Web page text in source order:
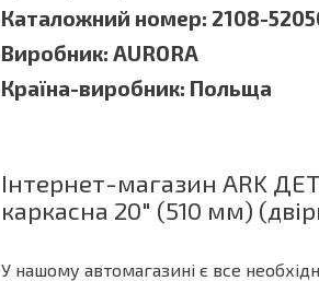
Каталожний номер: 2108-
Виробник: AURORA
Країна-виробник: Польща
Інтернет-магазин ARK
каркасна 20" (510 мм)
У нашому автомагазині є все